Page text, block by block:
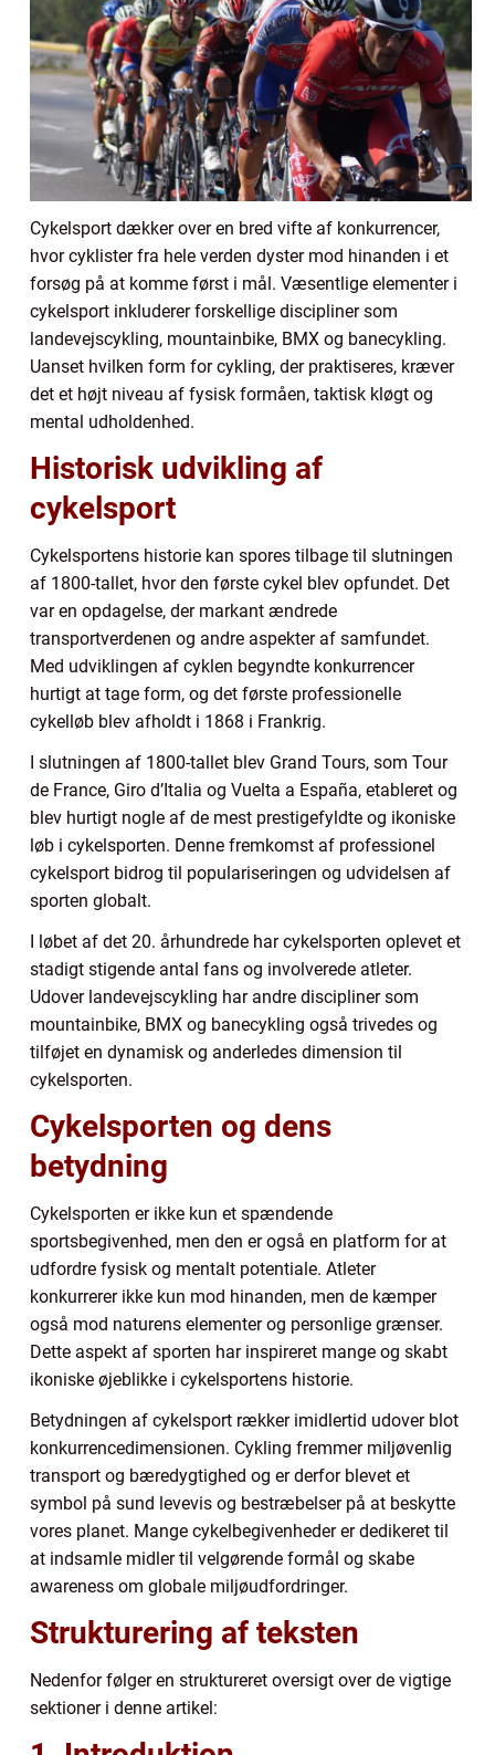
Cykelsport dækker over en bred vifte af konkurrencer,
hvor cyklister fra hele verden dyster mod hinanden i et
forsøg på at komme først i mål. Væsentlige elementer i
cykelsport inkluderer forskellige discipliner som
landevejscykling, mountainbike, BMX og banecykling.
Uanset hvilken form for cykling, der praktiseres, kræver
det et højt niveau af fysisk formåen, taktisk kløgt og
mental udholdenhed.
Historisk udvikling af
cykelsport
Cykelsportens historie kan spores tilbage til slutningen
af 1800-tallet, hvor den første cykel blev opfundet. Det
var en opdagelse, der markant ændrede
transportverdenen og andre aspekter af samfundet.
Med udviklingen af cyklen begyndte konkurrencer
hurtigt at tage form, og det første professionelle
cykelløb blev afholdt i 1868 i Frankrig.
I slutningen af 1800-tallet blev Grand Tours, som Tour
de France, Giro d’Italia og Vuelta a España, etableret og
blev hurtigt nogle af de mest prestigefyldte og ikoniske
løb i cykelsporten. Denne fremkomst af professionel
cykelsport bidrog til populariseringen og udvidelsen af
sporten globalt.
I løbet af det 20. århundrede har cykelsporten oplevet et
stadigt stigende antal fans og involverede atleter.
Udover landevejscykling har andre discipliner som
mountainbike, BMX og banecykling også trivedes og
tilføjet en dynamisk og anderledes dimension til
cykelsporten.
Cykelsporten og dens
betydning
Cykelsporten er ikke kun et spændende
sportsbegivenhed, men den er også en platform for at
udfordre fysisk og mentalt potentiale. Atleter
konkurrerer ikke kun mod hinanden, men de kæmper
også mod naturens elementer og personlige grænser.
Dette aspekt af sporten har inspireret mange og skabt
ikoniske øjeblikke i cykelsportens historie.
Betydningen af cykelsport rækker imidlertid udover blot
konkurrencedimensionen. Cykling fremmer miljøvenlig
transport og bæredygtighed og er derfor blevet et
symbol på sund levevis og bestræbelser på at beskytte
vores planet. Mange cykelbegivenheder er dedikeret til
at indsamle midler til velgørende formål og skabe
awareness om globale miljøudfordringer.
Strukturering af teksten
Nedenfor følger en struktureret oversigt over de vigtige
sektioner i denne artikel: